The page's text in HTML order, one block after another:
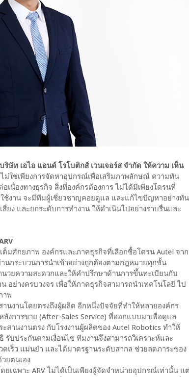
ท เอไอ แอนด์ โรโบติกส์ เวนเจอร์ส จำกัด ให้ความ เห็น
ม่ใช่เพียงการจัดหาอุปกรณ์เพื่อเสริมภาพลักษณ์ ความทัน
นื่องทางธุรกิจ สิ่งที่องค์กรต้องการ ไม่ได้มีเพียงโดรนที่
ช้งาน จะมีทีมผู้เชี่ยวชาญคอยดูแล และแก้ไขปัญหาอย่างทัน
ยง และยกระดับการทำงาน ให้ดำเนินไปอย่างราบรื่นและ
มศักยภาพ องค์กรและภาคธุรกิจที่เลือกซื้อโดรน Autel จาก
านกระบวนการนำเข้าอย่างถูกต้องตามกฎหมายทุกขั้น
วยความสะดวกและให้คำปรึกษาด้านการขึ้นทะเบียนกับ
อย่างครบวงจร เพื่อให้ภาคธุรกิจสามารถนำเทคโนโลยี ไป
าพ
งานโดยตรงถึงผู้ผลิต อีกหนึ่งปัจจัยที่ทำให้หลายองค์กร
งการขาย (After-Sales Service) ที่ออกแบบมาเพื่อดูแล
านงานตรง กับโรงงานผู้ผลิตของ Autel Robotics ทำให้
บประกันตามเงื่อนไข ทีมงานจึงสามารถวิเคราะห์และ
เร็ว แม่นยำ และได้มาตรฐานระดับสากล ช่วยลดภาระของ
ยตนเอง
ฉพาะ ARV ไม่ได้เป็นเพียงผู้จัดจำหน่ายอุปกรณ์เท่านั้น แต่